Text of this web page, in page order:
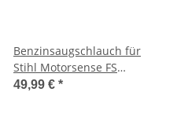
Benzinsaugschlauch für
Stihl Motorsense FS
86/88/48/52/
49,99 € *